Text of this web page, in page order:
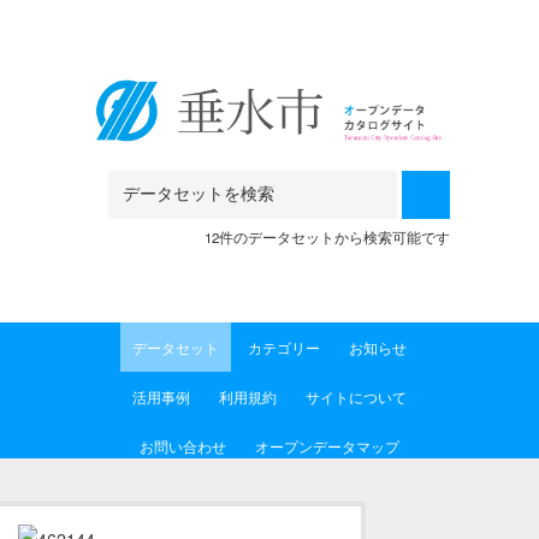
12件のデータセットから検索可能です
データセット カテゴリー お知らせ
活用事例 利用規約 サイトについて
お問い合わせ オープンデータマップ